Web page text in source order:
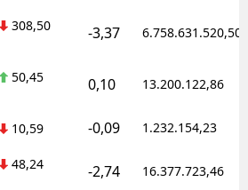
308,50 -3,37 6.758.631.520,50
50,45 0,10 13.200.122,86
10,59 -0,09 1.232.154,23
48,24 -2,74 16.377.723,46